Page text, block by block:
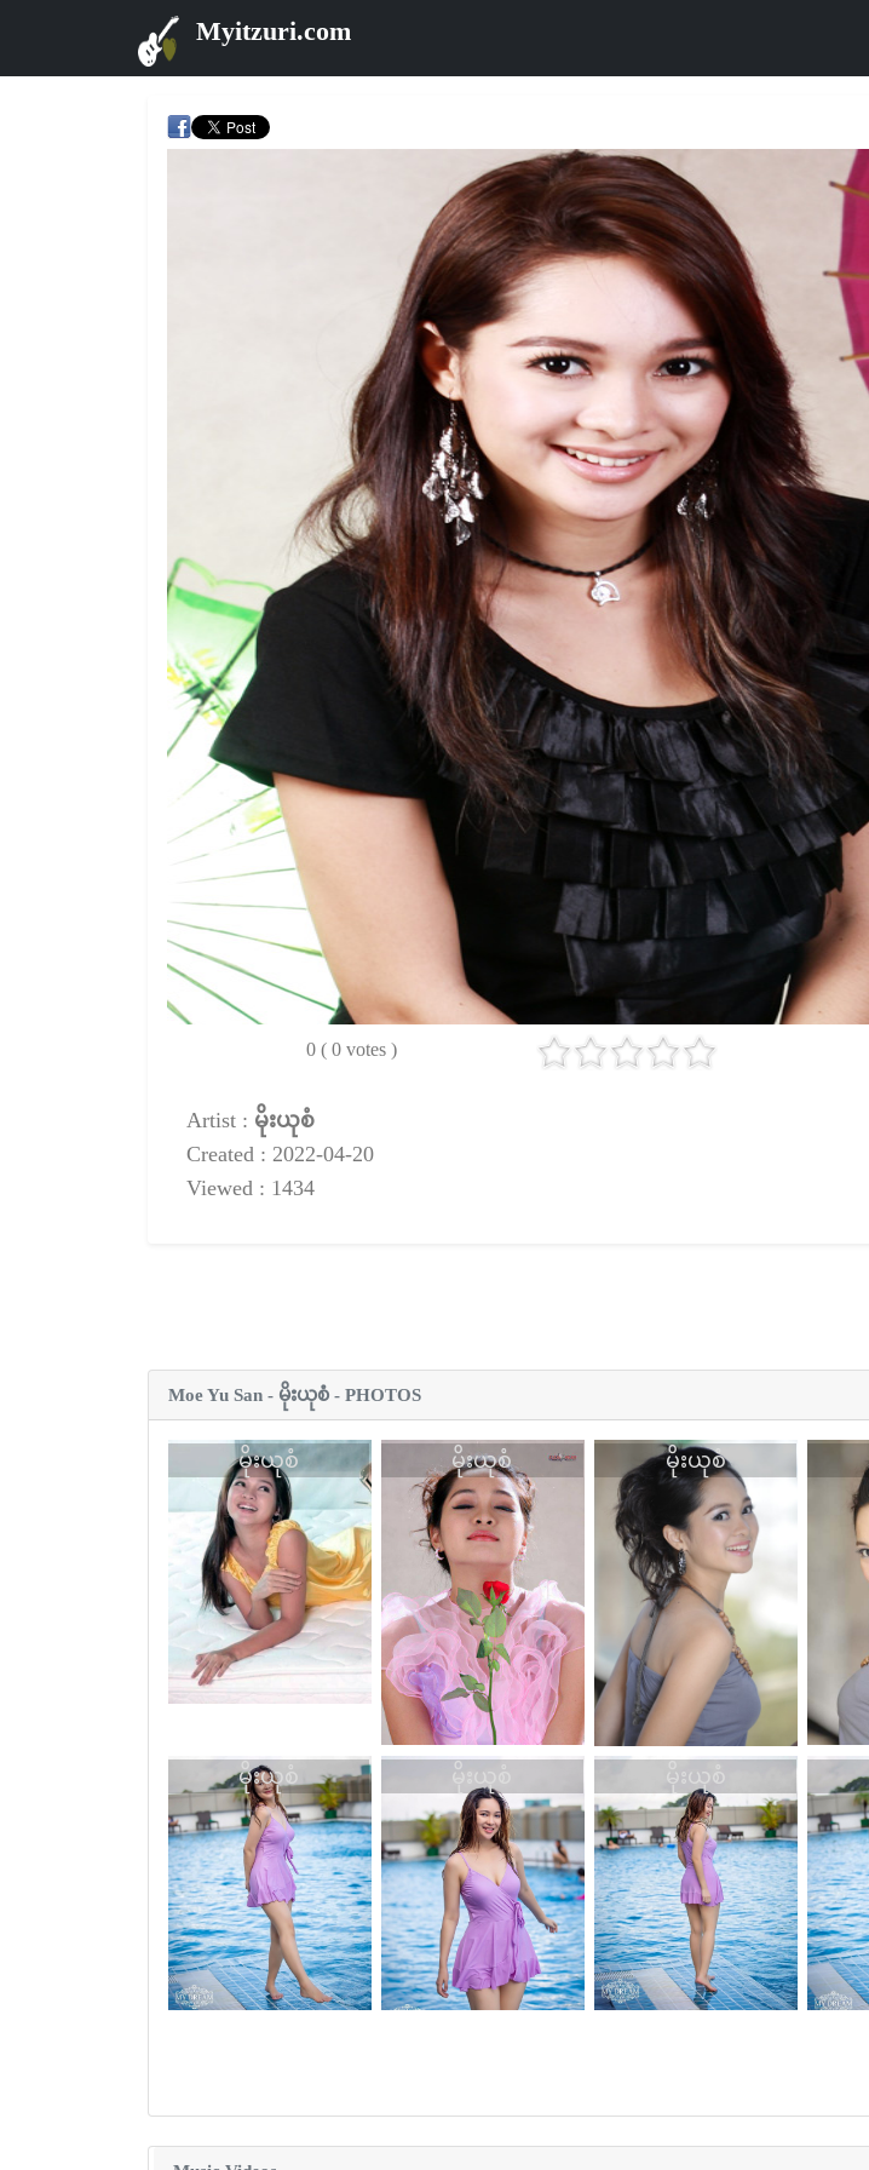
Myitzuri.com
0 ( 0 votes )
Artist : မိုးယုစံ
Created : 2022-04-20
Viewed : 1434
Moe Yu San - မိုးယုစံ - PHOTOS
မိုးယုစံ မိုးယုစံ မိုးယုစံ
မိုးယုစံ မိုးယုစံ မိုးယုစံ